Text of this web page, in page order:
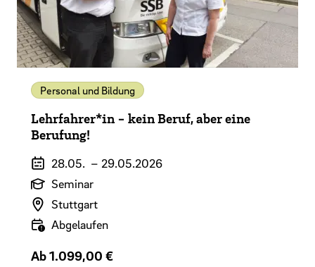
Personal und Bildung
Lehrfahrer*in - kein Beruf, aber eine
Berufung!
Veranstaltungszeitraum
28.05. – 29.05.2026
Art der Veranstaltung
Seminar
Veranstaltungsort
Stuttgart
Verfügbarkeit
Abgelaufen
Preis
Ab 1.099,00 €